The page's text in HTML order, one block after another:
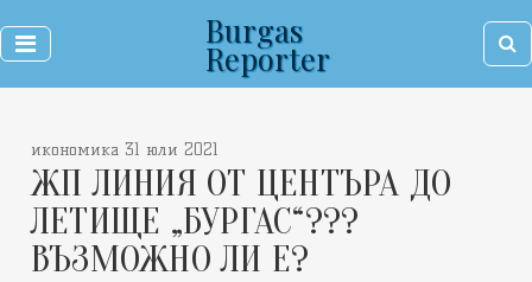
Burgas
Reporter
икономика 31 юли 2021
ЖП ЛИНИЯ ОТ ЦЕНТЪРА ДО
ЛЕТИЩЕ „БУРГАС“???
ВЪЗМОЖНО ЛИ Е?